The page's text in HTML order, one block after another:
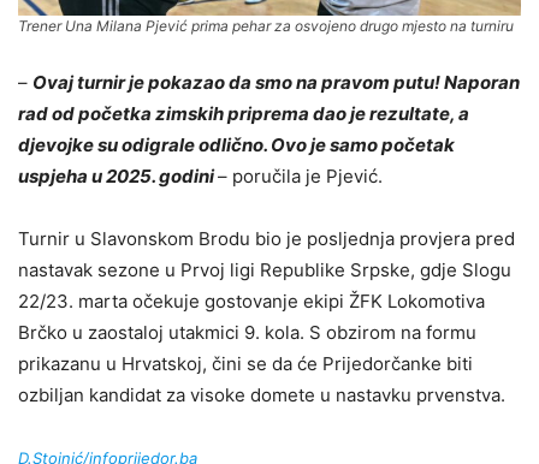
Trener Una Milana Pjević prima pehar za osvojeno drugo mjesto na turniru
– Ovaj turnir je pokazao da smo na pravom putu! Naporan
rad od početka zimskih priprema dao je rezultate, a
djevojke su odigrale odlično. Ovo je samo početak
uspjeha u 2025. godini– poručila je Pjević.
Turnir u Slavonskom Brodu bio je posljednja provjera pred
nastavak sezone u Prvoj ligi Republike Srpske, gdje Slogu
22/23. marta očekuje gostovanje ekipi ŽFK Lokomotiva
Brčko u zaostaloj utakmici 9. kola. S obzirom na formu
prikazanu u Hrvatskoj, čini se da će Prijedorčanke biti
ozbiljan kandidat za visoke domete u nastavku prvenstva.
D.Stojnić/infoprijedor.ba